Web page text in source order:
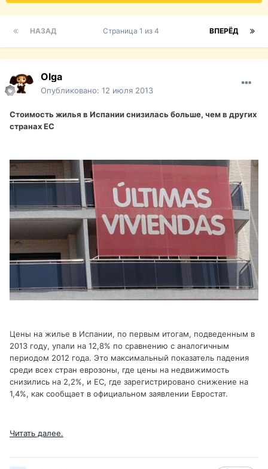
НАЗАД ВПЕРЁД
Страница 1 из 4
Olga
Опубликовано: 12 июля 2013
Стоимость жилья в Испании снизилась больше, чем в других
странах ЕС
Цены на жилье в Испании, по первым итогам, подведенным в
2013 году, упали на 12,8% по сравнению с аналогичным
периодом 2012 года. Это максимальный показатель падения
среди всех стран еврозоны, где цены на недвижимость
снизились на 2,2%, и ЕС, где зарегистрировано снижение на
1,4%, как сообщает в официальном заявлении Евростат.
Читать далее.